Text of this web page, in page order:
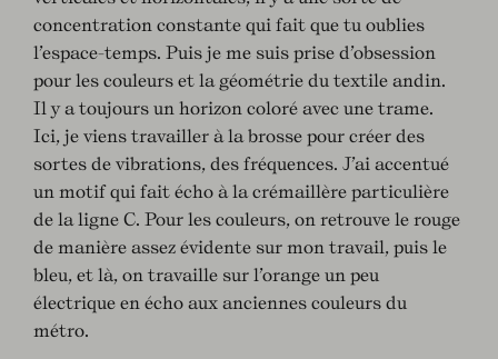
concentration constante qui fait que tu oublies
l’espace-temps. Puis je me suis prise d’obsession
pour les couleurs et la géométrie du textile andin.
Il y a toujours un horizon coloré avec une trame.
Ici, je viens travailler à la brosse pour créer des
sortes de vibrations, des fréquences. J’ai accentué
un motif qui fait écho à la crémaillère particulière
de la ligne C. Pour les couleurs, on retrouve le rouge
de manière assez évidente sur mon travail, puis le
bleu, et là, on travaille sur l’orange un peu
électrique en écho aux anciennes couleurs du
métro.